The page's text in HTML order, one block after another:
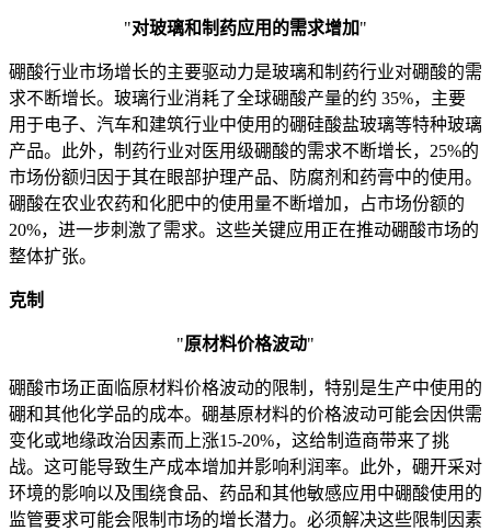
"对玻璃和制药应用的需求增加"
硼酸行业市场增长的主要驱动力是玻璃和制药行业对硼酸的需
求不断增长。玻璃行业消耗了全球硼酸产量的约 35%，主要
用于电子、汽车和建筑行业中使用的硼硅酸盐玻璃等特种玻璃
产品。此外，制药行业对医用级硼酸的需求不断增长，25%的
市场份额归因于其在眼部护理产品、防腐剂和药膏中的使用。
硼酸在农业农药和化肥中的使用量不断增加，占市场份额的
20%，进一步刺激了需求。这些关键应用正在推动硼酸市场的
整体扩张。
克制
"原材料价格波动"
硼酸市场正面临原材料价格波动的限制，特别是生产中使用的
硼和其他化学品的成本。硼基原材料的价格波动可能会因供需
变化或地缘政治因素而上涨15-20%，这给制造商带来了挑
战。这可能导致生产成本增加并影响利润率。此外，硼开采对
环境的影响以及围绕食品、药品和其他敏感应用中硼酸使用的
监管要求可能会限制市场的增长潜力。必须解决这些限制因素